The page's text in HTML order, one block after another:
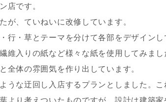
店です。
が、ていねいに改修しています。
行・草とテーマを分けて各部をデザイン
維入りの紙など様々な紙を使用してみま
全体の雰囲気を作り出しています。
うな迂回し入店するプランとしました。
より考えついたものですが、設計は建築